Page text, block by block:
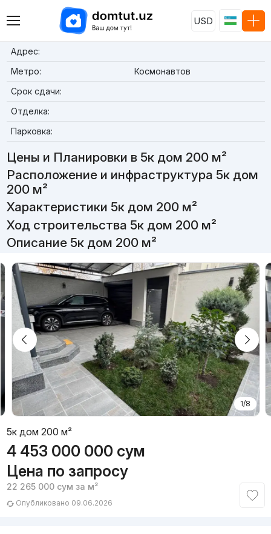
USD
Адрес:
Метро:
Космонавтов
Срок сдачи:
Отделка:
Парковка:
Цены и Планировки в 5к дом 200 м²
Расположение и инфраструктура 5к дом
200 м²
Характеристики 5к дом 200 м²
Ход строительства 5к дом 200 м²
Описание 5к дом 200 м²
1/8
5к дом 200 м²
4 453 000 000 сум
Цена по запросу
22 265 000 сум за м²
Опубликовано 09.06.2026